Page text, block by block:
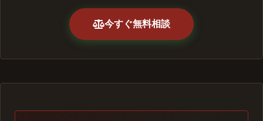
今すぐ無料相談